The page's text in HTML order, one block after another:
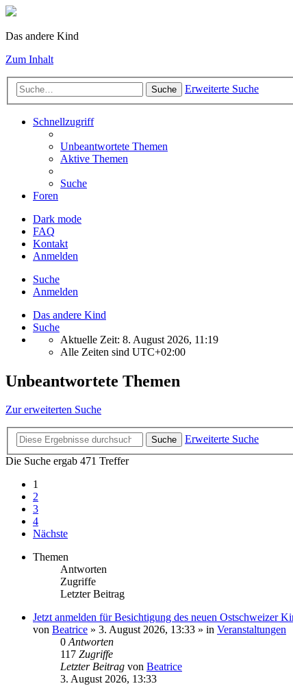
Das andere Kind
Zum Inhalt
Suche Erweiterte Suche
Schnellzugriff
Unbeantwortete Themen
Aktive Themen
Suche
Foren
Dark mode
FAQ
Kontakt
Anmelden
Suche
Anmelden
Das andere Kind
Suche
Aktuelle Zeit: 8. August 2026, 11:19
Alle Zeiten sind UTC+02:00
Unbeantwortete Themen
Zur erweiterten Suche
Suche
Erweiterte Suche
Die Suche ergab 471 Treffer
1
2
3
4
Nächste
Themen
Antworten
Zugriffe
Letzter Beitrag
Jetzt anmelden für Besichtigung des neuen Ostschweizer
von Beatrice » 3. August 2026, 13:33 » in Veranstaltungen
0 Antworten
117 Zugriffe
Letzter Beitrag von Beatrice
3. August 2026, 13:33